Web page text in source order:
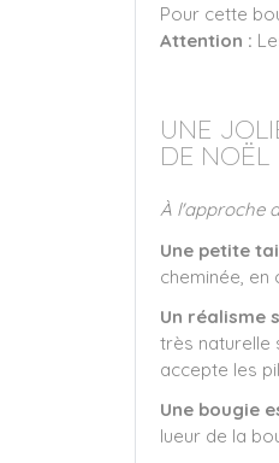
Pour cette
Attention :
UNE
DE NOËL
À l'approche
Une petite
cheminée,
Un réalisme
très naturelle
accepte les
Une bougie
lueur de la